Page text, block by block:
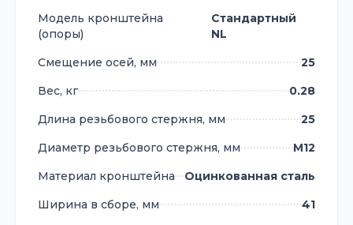
Модель кронштейна
(опоры)
Стандартный
NL
Смещение осей, мм
25
Вес, кг
0.28
Длина резьбового стержня, мм
25
Диаметр резьбового стержня, мм
М12
Материал кронштейна
Оцинкованная сталь
Ширина в сборе, мм
41